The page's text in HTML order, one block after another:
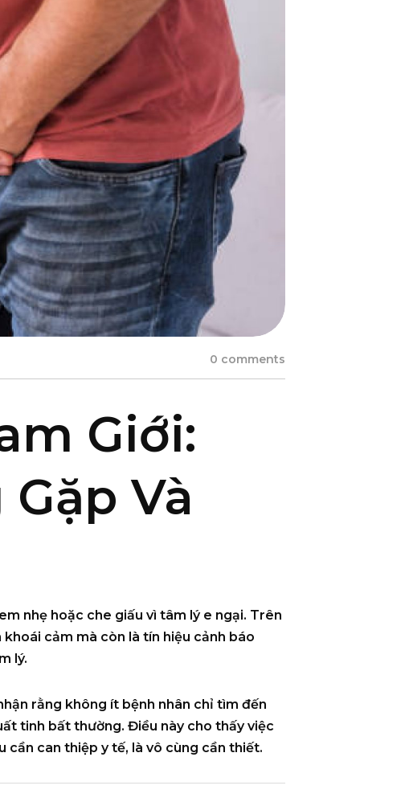
0 comments
Giới:
Và
nhẹ hoặc che giấu vì tâm lý e ngại. Trên
cảm mà còn là tín hiệu cảnh báo
lý.
rằng không ít bệnh nhân chỉ tìm đến
tinh bất thường. Điều này cho thấy việc
cần can thiệp y tế, là vô cùng cần thiết.